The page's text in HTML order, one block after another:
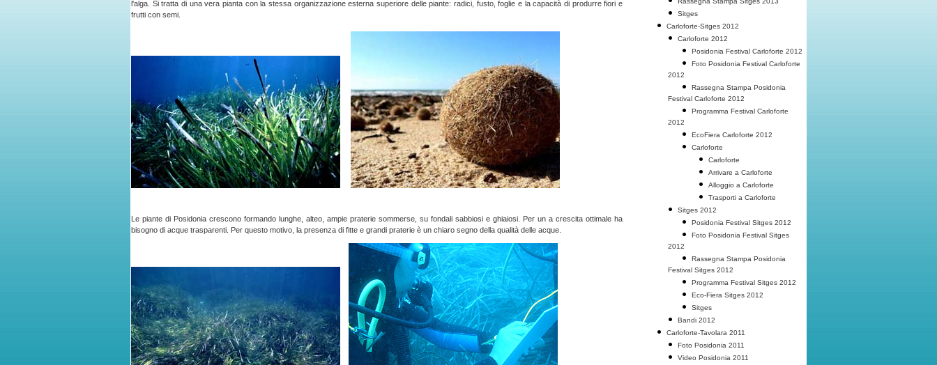
l'alga. Si tratta di una vera pianta con la stessa organizzazione esterna superiore delle piante: radici, fusto, foglie e la capacità di produrre fiori e
frutti con semi.
Le piante di Posidonia crescono formando lunghe, alteo, ampie praterie sommerse, su fondali sabbiosi e ghiaiosi. Per un a crescita ottimale ha
bisogno di acque trasparenti. Per questo motivo, la presenza di fitte e grandi praterie è un chiaro segno della qualità delle acque.
Sitges
Carloforte-Sitges 2012
Carloforte 2012
Posidonia Festival Carloforte 2012
Foto Posidonia Festival Carloforte
2012
Rassegna Stampa Posidonia
Festival Carloforte 2012
Programma Festival Carloforte
2012
EcoFiera Carloforte 2012
Carloforte
Carloforte
Arrivare a Carloforte
Alloggio a Carloforte
Trasporti a Carloforte
Sitges 2012
Posidonia Festival Sitges 2012
Foto Posidonia Festival Sitges
2012
Rassegna Stampa Posidonia
Festival Sitges 2012
Programma Festival Sitges 2012
Eco-Fiera Sitges 2012
Sitges
Bandi 2012
Carloforte-Tavolara 2011
Foto Posidonia 2011
Video Posidonia 2011